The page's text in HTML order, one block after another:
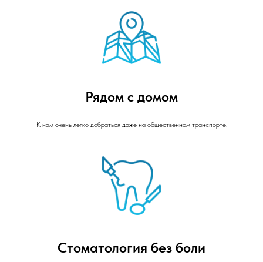
Рядом с домом
К нам очень легко добраться даже на общественном транспорте.
Стоматология без боли